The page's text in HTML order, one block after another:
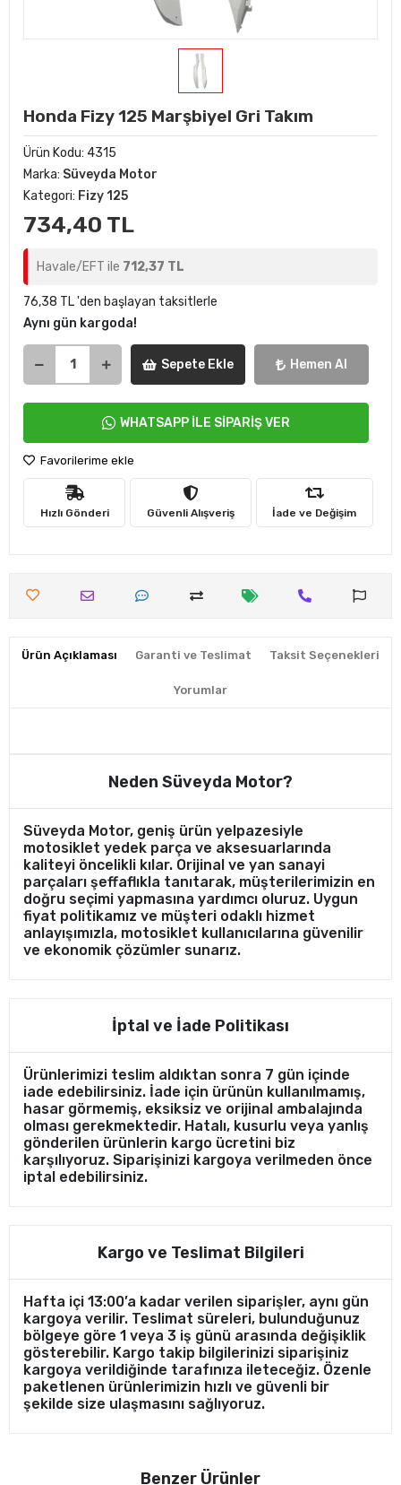
Honda Fizy 125 Marşbiyel Gri Takım
Ürün Kodu: 4315
Marka: Süveyda Motor
Kategori: Fizy 125
734,40 TL
Havale/EFT ile 712,37 TL
76,38 TL 'den başlayan taksitlerle
Aynı gün kargoda!
Sepete Ekle Hemen Al
WHATSAPP İLE SİPARİŞ VER
Favorilerime ekle
Hızlı Gönderi Güvenli Alışveriş İade ve Değişim
Ürün Açıklaması Garanti ve Teslimat Taksit Seçenekleri
Yorumlar
Neden Süveyda Motor?
Süveyda Motor, geniş ürün yelpazesiyle
motosiklet yedek parça ve aksesuarlarında
kaliteyi öncelikli kılar. Orijinal ve yan sanayi
parçaları şeffaflıkla tanıtarak, müşterilerimizin en
doğru seçimi yapmasına yardımcı oluruz. Uygun
fiyat politikamız ve müşteri odaklı hizmet
anlayışımızla, motosiklet kullanıcılarına güvenilir
ve ekonomik çözümler sunarız.
İptal ve İade Politikası
Ürünlerimizi teslim aldıktan sonra 7 gün içinde
iade edebilirsiniz. İade için ürünün kullanılmamış,
hasar görmemiş, eksiksiz ve orijinal ambalajında
olması gerekmektedir. Hatalı, kusurlu veya yanlış
gönderilen ürünlerin kargo ücretini biz
karşılıyoruz. Siparişinizi kargoya verilmeden önce
iptal edebilirsiniz.
Kargo ve Teslimat Bilgileri
Hafta içi 13:00’a kadar verilen siparişler, aynı gün
kargoya verilir. Teslimat süreleri, bulunduğunuz
bölgeye göre 1 veya 3 iş günü arasında değişiklik
gösterebilir. Kargo takip bilgilerinizi siparişiniz
kargoya verildiğinde tarafınıza ileteceğiz. Özenle
paketlenen ürünlerimizin hızlı ve güvenli bir
şekilde size ulaşmasını sağlıyoruz.
Benzer Ürünler